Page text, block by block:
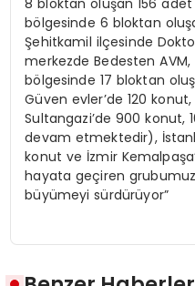
bölgesinde 6 bloktan
Şehitkamil ilçesinde
merkezde Bedesten
bölgesinde 17 bloktan
Güven evler’de 120
Sultangazi’de 900 konut,
devam etmektedir),
konut ve İzmir
hayata geçiren
büyümeyi sürdürüyor”